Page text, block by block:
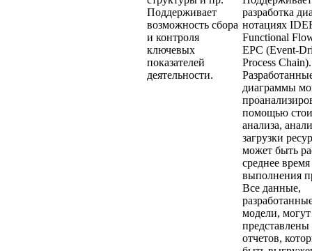
Поддерживает
возможность сбора
и контроля
ключевых
показателей
деятельности.
разработка
нотациях
Functional
EPC (Event-
Process Chain).
диаграммы
помощью
анализа,
загрузки
может быть
среднее время
выполнения
Все данные,
модели,
представлены
отчетов,